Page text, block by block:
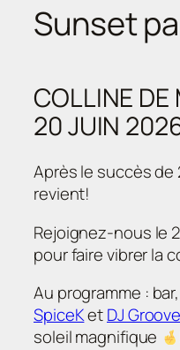
Sunset
COLLINE
20 JUIN
Après le succès de
revient!
Rejoignez-nous le
pour faire vibrer la
Au programme :
SpiceKetDJ
soleil magnifique